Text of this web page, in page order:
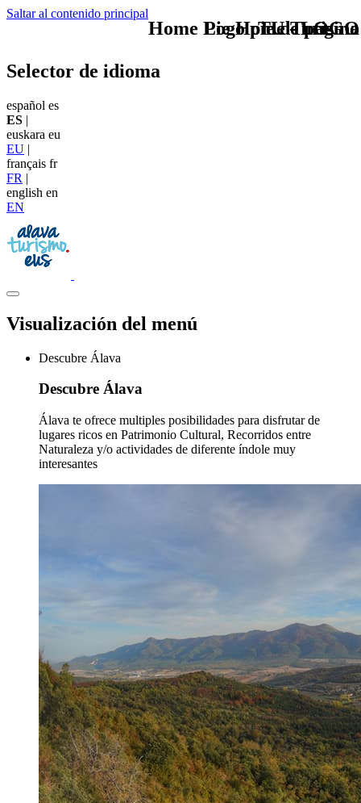
Saltar al contenido principal
TU - LOGO
Selector de idioma
español es
ES |
euskara eu
EU |
français fr
FR |
english en
EN
Visualización del menú
Descubre Álava
Descubre Álava
Álava te ofrece multiples posibilidades para disfrutar de
lugares ricos en Patrimonio Cultural, Recorridos entre
Naturaleza y/o actividades de diferente índole muy
interesantes
Home Logo pie de página
Pie Home Turismo